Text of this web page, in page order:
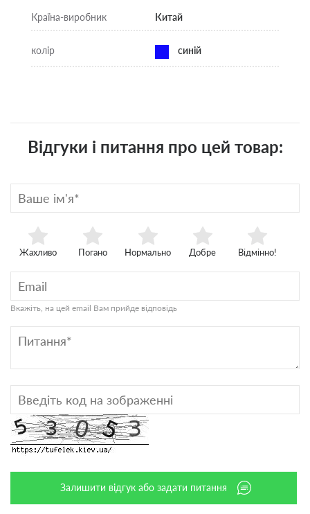
Країна-виробник Китай
колір синій
Відгуки і питання про цей товар:
Жахливо Погано Нормально Добре Відмінно!
Вкажіть, на цей email Вам прийде відповідь
Залишити відгук або задати питання